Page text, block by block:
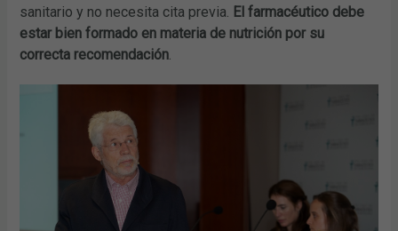
sanitario y no necesita cita previa.
El farmacéutico debe
estar bien formado en materia de nutrición por su
correcta recomendación